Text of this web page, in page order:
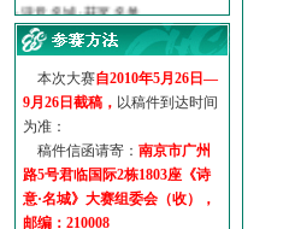
·【诗意·名城】地铁展示作...
诗意名城·地铁时间
·地铁完美呈现【诗意·名城...
参赛作品多达5000多首
“诗意·名城”晒诗会
特别通知--致广大诗词爱好...
本次大赛自2010年5月26日—
9月26日截稿， 以稿件到达时间
为准：
稿件信函请寄： 南京市广州
路5号君临国际2栋1803座《诗
意·名城》大赛组委会（收），
邮编：210008